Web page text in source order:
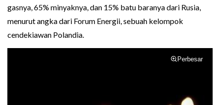
gasnya, 65% minyaknya, dan 15% batu baranya dari Rusia,
menurut angka dari Forum Energii, sebuah kelompok
cendekiawan Polandia.
Perbesar